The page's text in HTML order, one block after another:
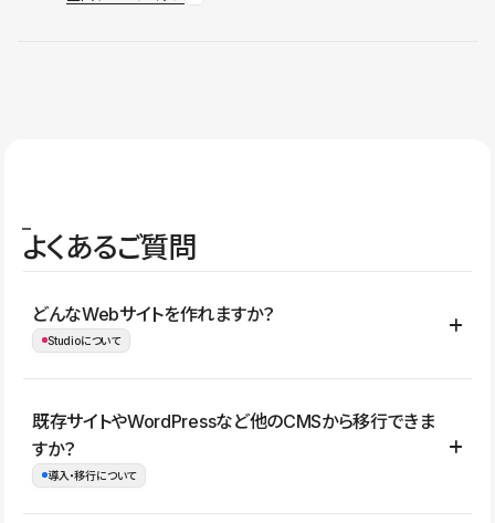
よくあるご質問
どんなWebサイトを作れますか？
Studioについて
コーポレートサイト、サービスサイト、LP、採用サイト、ブロ
グ・メディア、イベントサイト、店舗・商品紹介サイト、ポートフ
ォリオなど幅広く制作できます。
既存サイトやWordPressなど他のCMSから移行できま
すか？
導入・移行について